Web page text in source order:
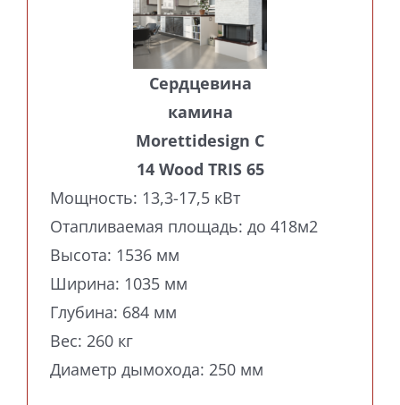
Сердцевина
камина
Morettidesign C
14 Wood TRIS 65
Мощность: 13,3-17,5 кВт
Отапливаемая площадь: до 418м2
Высота: 1536 мм
Ширина: 1035 мм
Глубина: 684 мм
Вес: 260 кг
Диаметр дымохода: 250 мм